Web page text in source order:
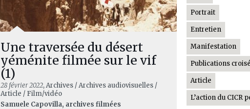
Une traversée du désert
yéménite filmée sur le vif
(1)
28 février 2022, Archives / Archives audiovisuelles /
Article / Film/vidéo
Samuele Capovilla, archives filmées
Portrait
Entretien
Manifestation
Publications
Article
L’action du CICR